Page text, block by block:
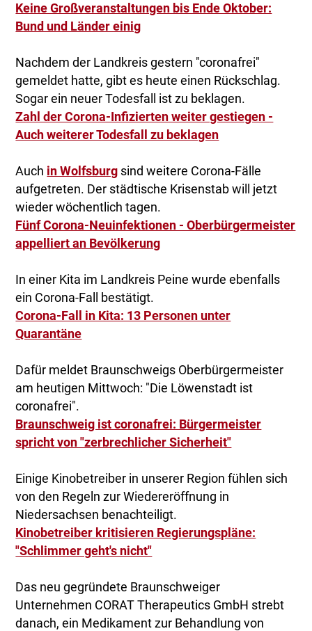
Keine Großveranstaltungen bis Ende Oktober:
Bund und Länder einig
Nachdem der Landkreis gestern "coronafrei"
gemeldet hatte, gibt es heute einen Rückschlag.
Sogar ein neuer Todesfall ist zu beklagen.
Zahl der Corona-Infizierten weiter gestiegen -
Auch weiterer Todesfall zu beklagen
Auch in Wolfsburg sind weitere Corona-Fälle
aufgetreten. Der städtische Krisenstab will jetzt
wieder wöchentlich tagen.
Fünf Corona-Neuinfektionen - Oberbürgermeister
appelliert an Bevölkerung
In einer Kita im Landkreis Peine wurde ebenfalls
ein Corona-Fall bestätigt.
Corona-Fall in Kita: 13 Personen unter
Quarantäne
Dafür meldet Braunschweigs Oberbürgermeister
am heutigen Mittwoch: "Die Löwenstadt ist
coronafrei".
Braunschweig ist coronafrei: Bürgermeister
spricht von "zerbrechlicher Sicherheit"
Einige Kinobetreiber in unserer Region fühlen sich
von den Regeln zur Wiedereröffnung in
Niedersachsen benachteiligt.
Kinobetreiber kritisieren Regierungspläne:
"Schlimmer geht's nicht"
Das neu gegründete Braunschweiger
Unternehmen CORAT Therapeutics GmbH strebt
danach, ein Medikament zur Behandlung von